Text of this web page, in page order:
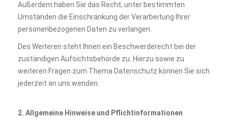
Außerdem haben Sie das Recht, unter bestimmten
Umständen die Einschränkung der Verarbeitung Ihrer
personenbezogenen Daten zu verlangen.
Des Weiteren steht Ihnen ein Beschwerderecht bei der
zuständigen Aufsichtsbehörde zu. Hierzu sowie zu
weiteren Fragen zum Thema Datenschutz können Sie sich
jederzeit an uns wenden.
2. Allgemeine Hinweise und Pflichtinformationen